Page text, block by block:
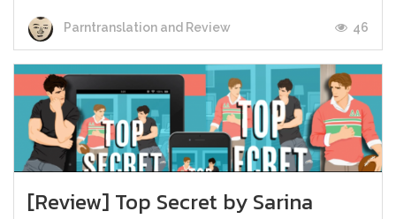
Parntranslation and Review 46
[Review] Top Secret by Sarina